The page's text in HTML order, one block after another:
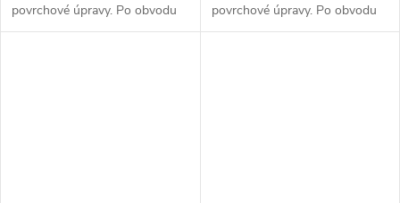
povrchové úpravy. Po obvodu
rámu jsou z vnitřní části...
povrchové úpravy. Po obvodu
rámu jsou z vnitřní části...